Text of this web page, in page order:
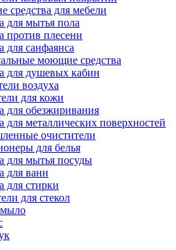
средства для мебели
для мытья пола
против плесени
для санфаянса
моющие средства
для душевых кабин
воздуха
для кожи
для обезжиривания
для металлических поверхностей
очистители
для белья
для мытья посуды
для ванн
для стирки
для стекол